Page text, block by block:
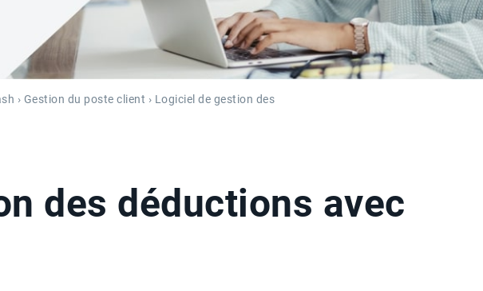
› Gestion du poste client › Logiciel de gestion des
des déductions avec